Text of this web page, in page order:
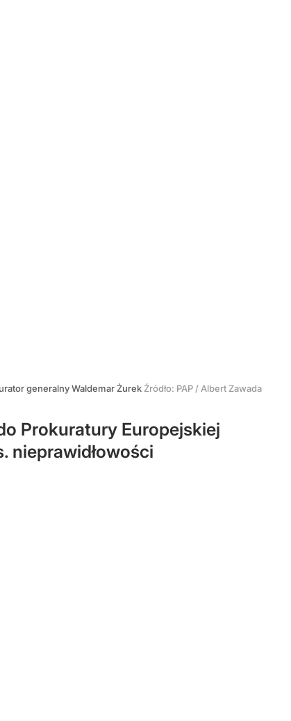
generalny Waldemar Żurek Źródło: PAP / Albert Zawada
Prokuratury Europejskiej
nieprawidłowości